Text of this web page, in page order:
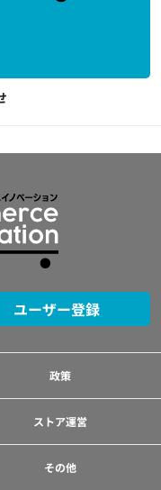
ユーザー登録
政策
ストア運営
その他